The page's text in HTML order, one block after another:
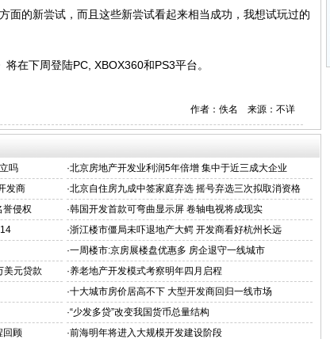
的新尝试，而且这些新尝试看起来相当成功，我想试玩过的
下周登陆PC, XBOX360和PS3平台。
作者：佚名 来源：不详
吗 ·北京房地产开发业利润5年倍增 集中于近三成大企业
发商 ·北京自住房九成中签家庭弃选 摇号弃选三次拟取消资格
誉侵权 ·韩国开发首款可弯曲显示屏 卷轴电视将成现实
·浙江楼市僵局未吓退地产大鳄 开发商看好杭州长远
·一周楼市:京房展楼盘优惠多 房企退守一线城市
美元贷款 ·养老地产开发模式考察明年四月启程
·十大城市房价居高不下 大型开发商回归一线市场
·“少发多贷”改变我国货币总量结构
回顾 ·前海明年将进入大规模开发建设阶段